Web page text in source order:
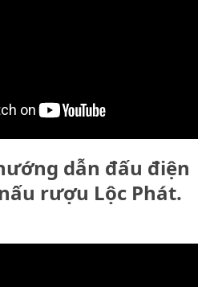
dẫn đấu điện
rượu Lộc Phát.